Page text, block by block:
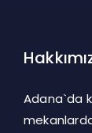
Adana`da